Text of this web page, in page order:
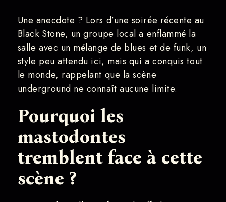
Une anecdote ? Lors d’une soirée récente au
Black Stone, un groupe local a enflammé la
salle avec un mélange de blues et de funk, un
style peu attendu ici, mais qui a conquis tout
le monde, rappelant que la scène
underground ne connaît aucune limite.
Pourquoi les
mastodontes
tremblent face à cette
scène ?